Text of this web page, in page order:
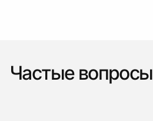
Частые вопросы